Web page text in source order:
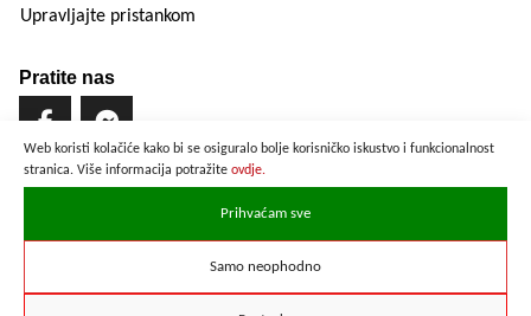
Web koristi kolačiće kako bi se osiguralo bolje korisničko iskustvo i funkcionalnost
stranica. Više informacija potražite ovdje.
Prihvaćam sve
Samo neophodno
Upravljajte pristankom
Pratite nas
Brzo i sigurno plaćanje
Prikazane cijene su preračunate po službenom tečaju u iznosu od
1 EUR = 7,53450 HRK